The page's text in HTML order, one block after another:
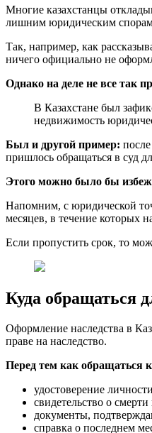
Многие казахстанцы
лишним юридическим спорам
Так, например, как
ничего официально не
Однако на деле не все так
В Казахстане был
недвижимость
Был и другой пример:
пришлось обращаться в суд
Этого можно было бы
Напомним, с юридической
месяцев, в течение которых
Если пропустить срок, то
Куда обращаться
Оформление наследства в
праве на наследство.
Перед тем как обращаться
удостоверение
свидетельство о смерти
документы,
справка о последнем